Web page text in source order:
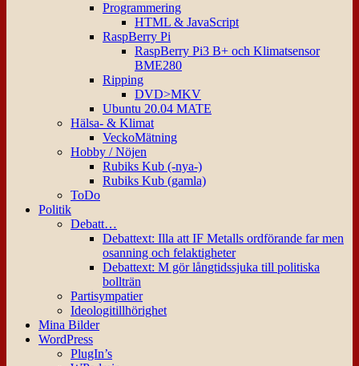
Programmering
HTML & JavaScript
RaspBerry Pi
RaspBerry Pi3 B+ och Klimatsensor
BME280
Ripping
DVD>MKV
Ubuntu 20.04 MATE
Hälsa- & Klimat
VeckoMätning
Hobby / Nöjen
Rubiks Kub (-nya-)
Rubiks Kub (gamla)
ToDo
Politik
Debatt…
Debattext: Illa att IF Metalls ordförande far men
osanning och felaktigheter
Debattext: M gör långtidssjuka till politiska
bollträn
Partisympatier
Ideologitillhörighet
Mina Bilder
WordPress
PlugIn’s